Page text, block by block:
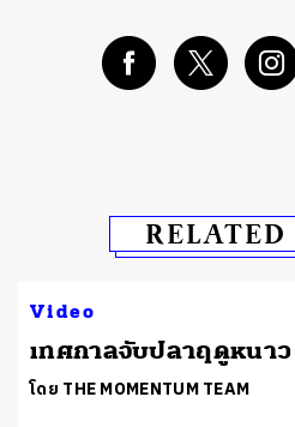
RELATED
Video
เทศกาลจับปลาฤดูหนาว
โดย THE MOMENTUM TEAM